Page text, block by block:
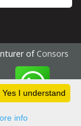
of Consors
2026 IST
Yes I understand
info